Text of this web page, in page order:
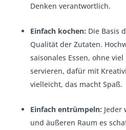
Denken verantwortlich.
Einfach kochen: Die Basis
Qualität der Zutaten.
saisonales Essen, ohne
servieren, dafür mit
vielleicht, das macht Spaß.
Einfach entrümpeln: Jeder
und äußeren Raum es